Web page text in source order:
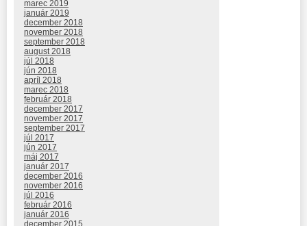
marec 2019
január 2019
december 2018
november 2018
september 2018
august 2018
júl 2018
jún 2018
apríl 2018
marec 2018
február 2018
december 2017
november 2017
september 2017
júl 2017
jún 2017
máj 2017
január 2017
december 2016
november 2016
júl 2016
február 2016
január 2016
december 2015